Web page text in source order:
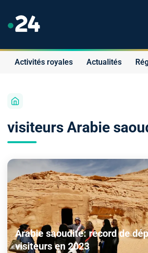
Activités royales Actualités
visiteurs Arabie
Arabie saoudite: record de
visiteurs en 2023